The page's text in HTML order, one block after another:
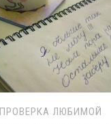
ПРОВЕРКА ЛЮБИМОЙ